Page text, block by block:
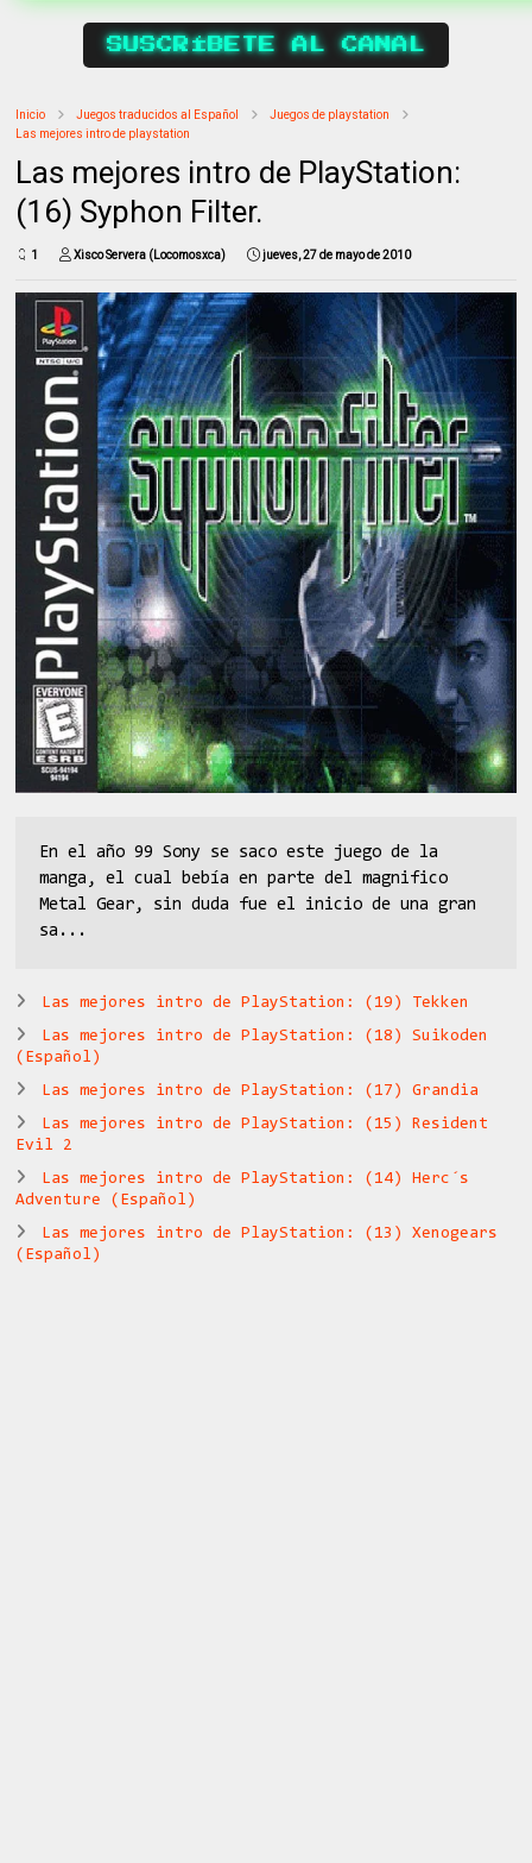
SUSCRÍBETE AL CANAL
Inicio Juegos traducidos al Español
Juegos de playstation
Las mejores intro de playstation
Las mejores intro de PlayStation:
(16) Syphon Filter.
1 Xisco Servera (Locomosxca) jueves, 27 de mayo de 2010
En el año 99 Sony se saco este juego de la
manga, el cual bebía en parte del magnifico
Metal Gear, sin duda fue el inicio de una gran
sa...
Las mejores intro de PlayStation: (19) Tekken
Las mejores intro de PlayStation: (18) Suikoden
(Español)
Las mejores intro de PlayStation: (17) Grandia
Las mejores intro de PlayStation: (15) Resident
Evil 2
Las mejores intro de PlayStation: (14) Herc´s
Adventure (Español)
Las mejores intro de PlayStation: (13) Xenogears
(Español)